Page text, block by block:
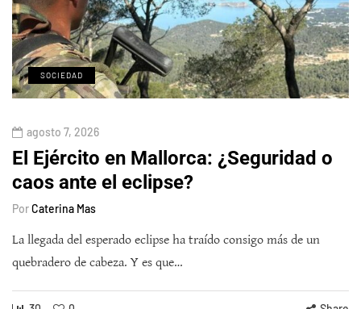
SOCIEDAD
agosto 7, 2026
El Ejército en Mallorca: ¿Seguridad o
caos ante el eclipse?
PorCaterina Mas
La llegada del esperado eclipse ha traído consigo más de un
quebradero de cabeza. Y es que…